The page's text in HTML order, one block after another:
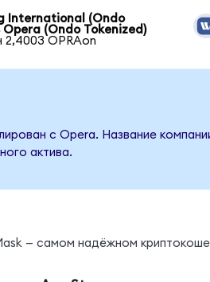
International (Ondo
Opera (Ondo Tokenized)
2,4003 OPRAon
с Opera. Название
актива.
— самом надёжном